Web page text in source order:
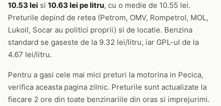
10.53 lei si 10.63 lei pe litru, cu o medie de 10.55 lei.
Preturile depind de retea (Petrom, OMV, Rompetrol, MOL,
Lukoil, Socar au politici proprii) si de locatie. Benzina
standard se gaseste de la 9.32 lei/litru, iar GPL-ul de la
4.67 lei/litru.
Pentru a gasi cele mai mici preturi la motorina in Pecica,
verifica aceasta pagina zilnic. Preturile sunt actualizate la
fiecare 2 ore din toate benzinariile din oras si imprejurimi.